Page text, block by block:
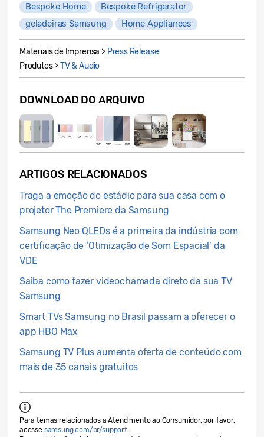
Bespoke Home
Bespoke Refrigerator
geladeiras Samsung
Home Appliances
Materiais de Imprensa > Press Release
Produtos >TV & Audio
DOWNLOAD DO ARQUIVO
ARTIGOS RELACIONADOS
Traga a emoção do estádio para sua casa com o
projetor The Premiere da Samsung
Samsung Neo QLEDs é a primeira da indústria com
certificação de ‘Otimização de Som Espacial’ da
VDE
Saiba como fazer videochamada direto da sua TV
Samsung
Smart TVs Samsung no Brasil passam a oferecer o
app HBO Max
Samsung TV Plus aumenta oferta de conteúdo com
mais de 35 canais gratuitos
Para temas relacionados a Atendimento ao Consumidor, por favor,
acesse samsung.com/br/support.